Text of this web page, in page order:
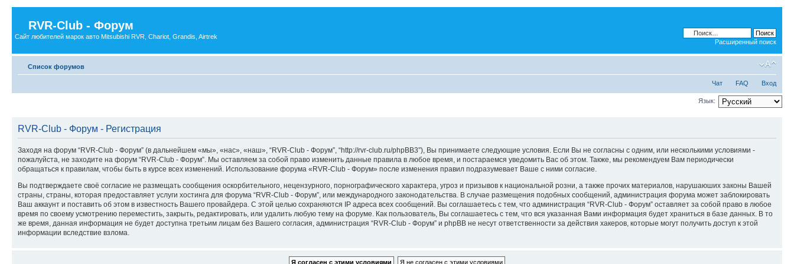
RVR-Club - Форум
Сайт любителей марок авто Mitsubishi RVR, Chariot, Grandis, Airtrek
Расширенный поиск
Список форумов
Чат FAQ Вход
Язык:
RVR-Club - Форум - Регистрация
Заходя на форум “RVR-Club - Форум” (в дальнейшем «мы», «нас», «наш», “RVR-Club - Форум”, “http://rvr-club.ru/phpBB3”), Вы принимаете следующие условия. Если Вы не согласны с одним, или несколькими условиями -
пожалуйста, не заходите на форум “RVR-Club - Форум”. Мы оставляем за собой право изменить данные правила в любое время, и постараемся уведомить Вас об этом. Также, мы рекомендуем Вам периодически
обращаться к правилам, чтобы быть в курсе всех изменений. Использование форума «RVR-Club - Форум» после изменения правил подразумевает Ваше с ними согласие.
Вы подтверждаете своё согласие не размещать сообщения оскорбительного, нецензурного, порнографического характера, угроз и призывов к национальной розни, а также прочих материалов, нарушаюших законы Вашей
страны, страны, которая предоставляет услуги хостинга для форума “RVR-Club - Форум”, или международного законодательства. В случае размещения подобных сообщений, администрация форума может заблокировать
Ваш аккаунт и поставить об этом в известность Вашего провайдера. С этой целью сохраняются IP адреса всех сообщений. Вы соглашаетесь с тем, что администрация “RVR-Club - Форум” оставляет за собой право в любое
время по своему усмотрению переместить, закрыть, редактировать, или удалить любую тему на форуме. Как пользователь, Вы соглашаетесь с тем, что вся указанная Вами информация будет храниться в базе данных. В то
же время, данная информация не будет доступна третьим лицам без Вашего согласия, администрация “RVR-Club - Форум” и phpBB не несут ответственности за действия хакеров, которые могут получить доступ к этой
информации вследствие взлома.